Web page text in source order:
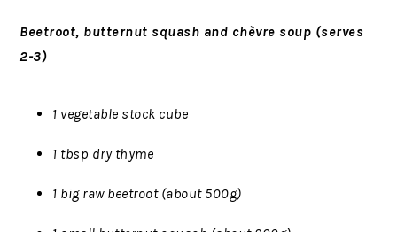
Beetroot, butternut squash and chèvre soup (serves
2-3)
1 vegetable stock cube
1 tbsp dry thyme
1 big raw beetroot (about 500g)